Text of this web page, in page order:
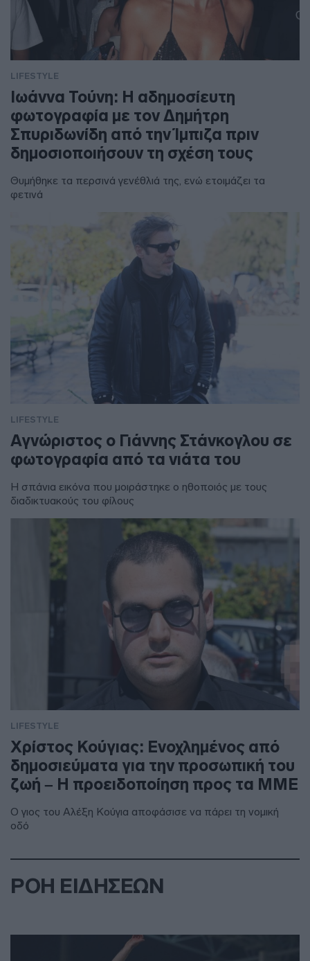
LIFESTYLE
Ιωάννα Τούνη: Η αδημοσίευτη
φωτογραφία με τον Δημήτρη
Σπυριδωνίδη από την Ίμπιζα πριν
δημοσιοποιήσουν τη σχέση τους
Θυμήθηκε τα περσινά γενέθλιά της, ενώ ετοιμάζει τα
φετινά
LIFESTYLE
Αγνώριστος ο Γιάννης Στάνκογλου σε
φωτογραφία από τα νιάτα του
Η σπάνια εικόνα που μοιράστηκε ο ηθοποιός με τους
διαδικτυακούς του φίλους
LIFESTYLE
Χρίστος Κούγιας: Ενοχλημένος από
δημοσιεύματα για την προσωπική του
ζωή – Η προειδοποίηση προς τα ΜΜΕ
Ο γιος του Αλέξη Κούγια αποφάσισε να πάρει τη νομική
οδό
ΡΟΗ ΕΙΔΗΣΕΩΝ